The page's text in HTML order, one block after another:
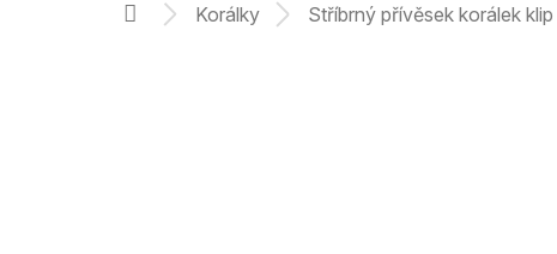
domů korálky stříbrný přívěsek korálek